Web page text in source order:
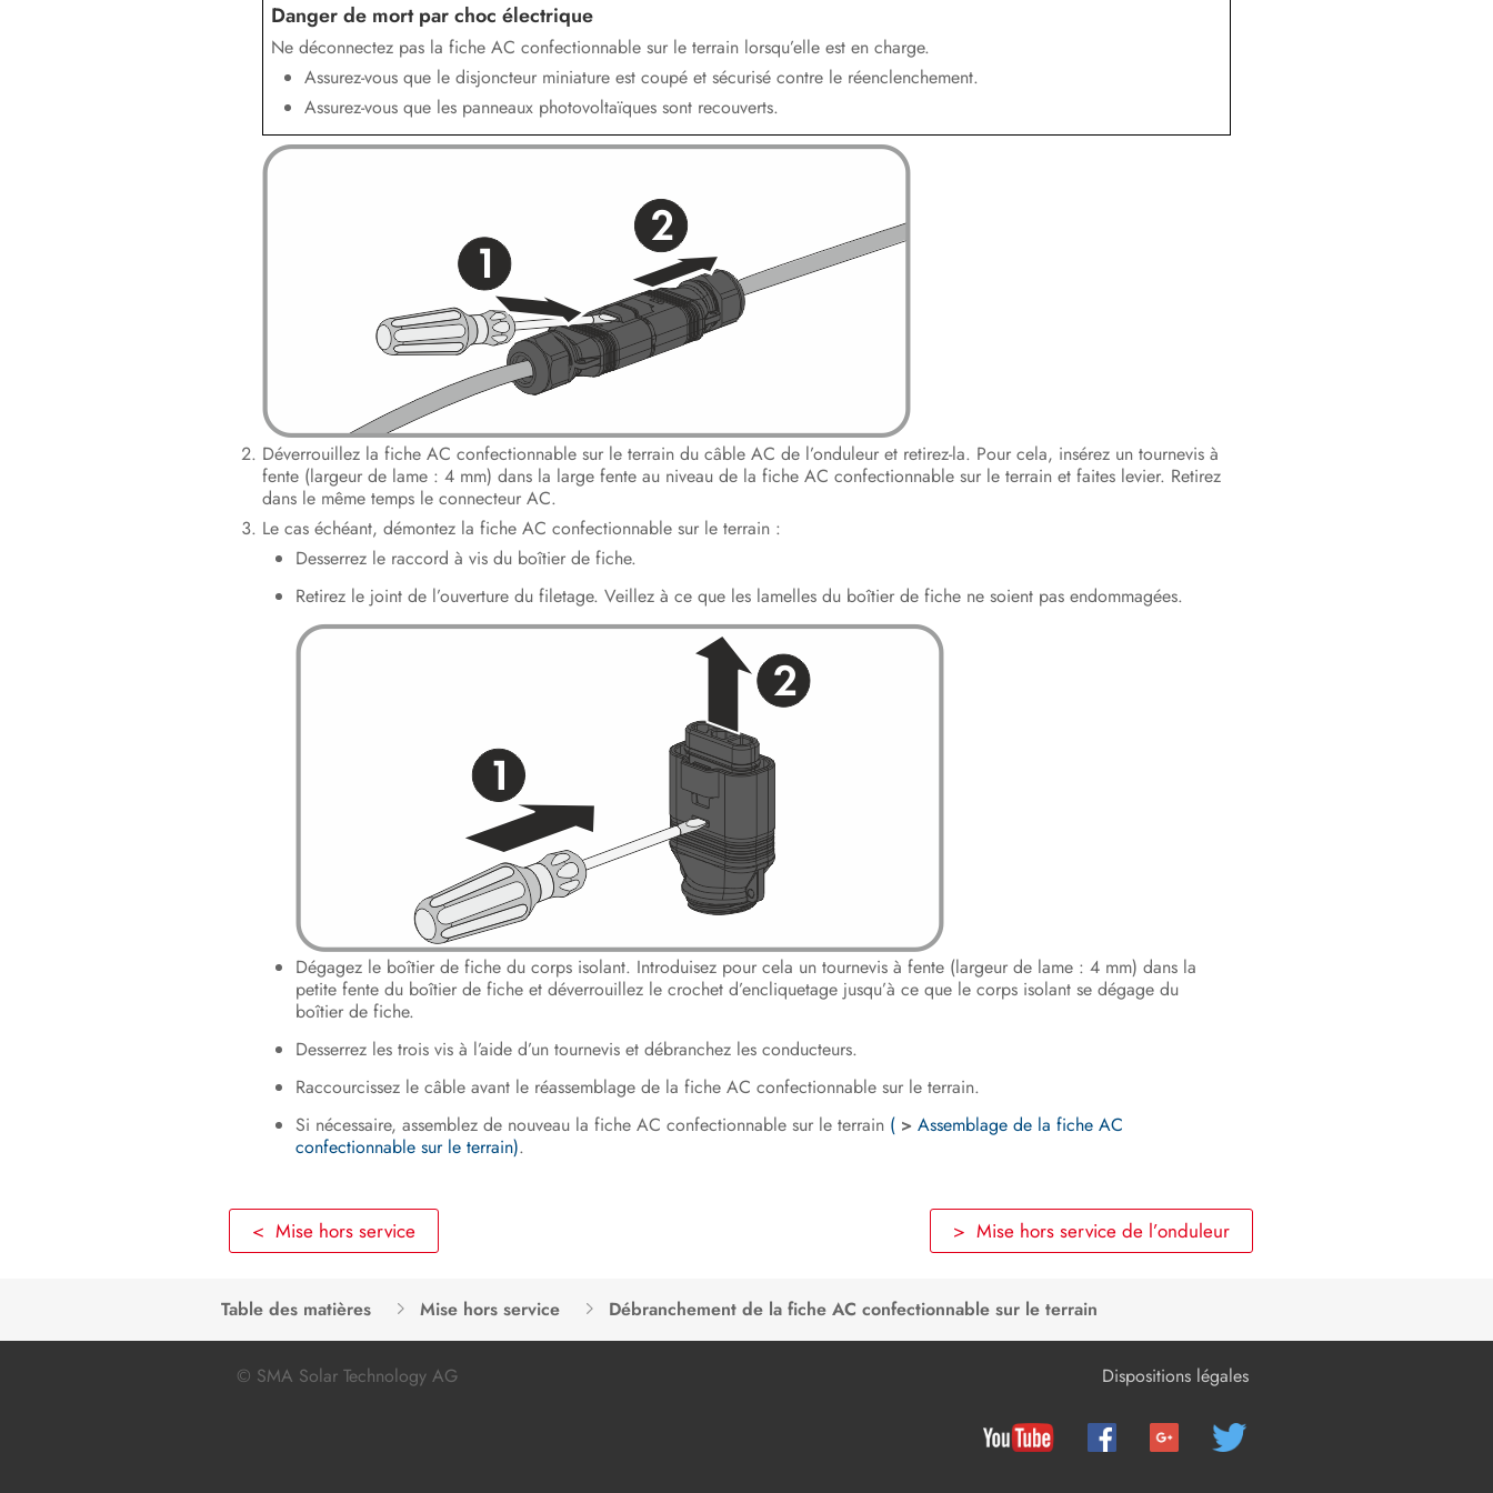
Danger de mort par choc électrique
Ne déconnectez pas la fiche AC confectionnable sur le terrain lorsqu’elle est en charge.
Assurez-vous que le disjoncteur miniature est coupé et sécurisé contre le réenclenchement.
Assurez-vous que les panneaux photovoltaïques sont recouverts.
Déverrouillez la fiche AC confectionnable sur le terrain du câble AC de l’onduleur et retirez-la. Pour cela, insérez un tournevis à
fente (largeur de lame : 4 mm) dans la large fente au niveau de la fiche AC confectionnable sur le terrain et faites levier. Retirez
dans le même temps le connecteur AC.
Le cas échéant, démontez la fiche AC confectionnable sur le terrain :
Desserrez le raccord à vis du boîtier de fiche.
Retirez le joint de l’ouverture du filetage. Veillez à ce que les lamelles du boîtier de fiche ne soient pas endommagées.
Dégagez le boîtier de fiche du corps isolant. Introduisez pour cela un tournevis à fente (largeur de lame : 4 mm) dans la
petite fente du boîtier de fiche et déverrouillez le crochet d’encliquetage jusqu’à ce que le corps isolant se dégage du
boîtier de fiche.
Desserrez les trois vis à l’aide d’un tournevis et débranchez les conducteurs.
Raccourcissez le câble avant le réassemblage de la fiche AC confectionnable sur le terrain.
Si nécessaire, assemblez de nouveau la fiche AC confectionnable sur le terrain ( > Assemblage de la fiche AC
confectionnable sur le terrain).
< Mise hors service > Mise hors service de l’onduleur
Table des matières Mise hors service Débranchement de la fiche AC confectionnable sur le terrain
© SMA Solar Technology AG Dispositions légales
Recherche d’erreurs